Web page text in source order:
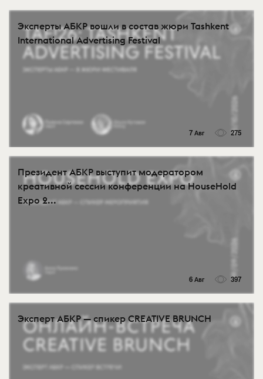
Эксперты АБКР вошли в состав жюри Tashkent
International Advertising Festival
7 Авг 275
Президент АБКР выступит модератором
креативной сессии конференции на HouseHold
Expo 2...
6 Авг 397
Эксперт АБКР — спикер CREATIVE BRUNCH